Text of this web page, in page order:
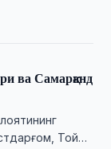
ва Самарқанд
Тойлоқ